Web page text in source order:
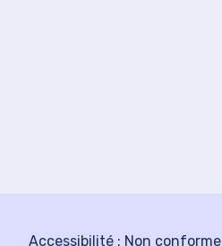
Accessibilité : Non conforme